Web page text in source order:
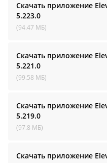
Скачать приложение
5.223.0
(94.47 МБ)
Скачать приложение
5.221.0
(99.58 МБ)
Скачать приложение
5.219.0
(97.8 МБ)
Скачать приложение